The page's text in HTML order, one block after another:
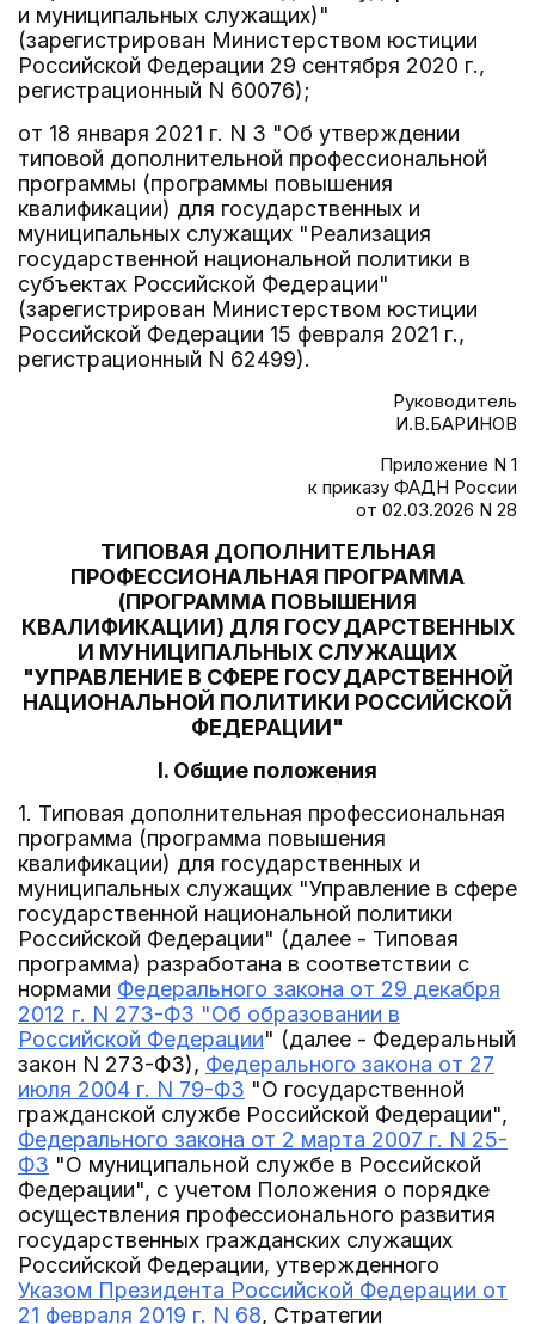
и муниципальных служащих)"
(зарегистрирован Министерством юстиции
Российской Федерации 29 сентября 2020 г.,
регистрационный N 60076);
от 18 января 2021 г. N 3 "Об утверждении
типовой дополнительной профессиональной
программы (программы повышения
квалификации) для государственных и
муниципальных служащих "Реализация
государственной национальной политики в
субъектах Российской Федерации"
(зарегистрирован Министерством юстиции
Российской Федерации 15 февраля 2021 г.,
регистрационный N 62499).
Руководитель
И.В.БАРИНОВ
Приложение N 1
к приказу ФАДН России
от 02.03.2026 N 28
ТИПОВАЯ ДОПОЛНИТЕЛЬНАЯ
ПРОФЕССИОНАЛЬНАЯ ПРОГРАММА
(ПРОГРАММА ПОВЫШЕНИЯ
КВАЛИФИКАЦИИ) ДЛЯ ГОСУДАРСТВЕННЫХ
И МУНИЦИПАЛЬНЫХ СЛУЖАЩИХ
"УПРАВЛЕНИЕ В СФЕРЕ ГОСУДАРСТВЕННОЙ
НАЦИОНАЛЬНОЙ ПОЛИТИКИ РОССИЙСКОЙ
ФЕДЕРАЦИИ"
I. Общие положения
1. Типовая дополнительная профессиональная
программа (программа повышения
квалификации) для государственных и
муниципальных служащих "Управление в сфере
государственной национальной политики
Российской Федерации" (далее - Типовая
программа) разработана в соответствии с
нормами Федерального закона от 29 декабря
2012 г. N 273-ФЗ "Об образовании в
Российской Федерации" (далее - Федеральный
закон N 273-ФЗ), Федерального закона от 27
июля 2004 г. N 79-ФЗ "О государственной
гражданской службе Российской Федерации",
Федерального закона от 2 марта 2007 г. N 25-
ФЗ "О муниципальной службе в Российской
Федерации", с учетом Положения о порядке
осуществления профессионального развития
государственных гражданских служащих
Российской Федерации, утвержденного
Указом Президента Российской Федерации от
21 февраля 2019 г. N 68, Стратегии